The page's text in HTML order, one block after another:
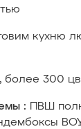
кухню
более 300
:
ПВШ